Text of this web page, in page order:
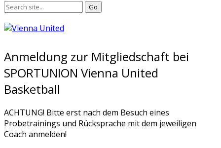
Anmeldung zur Mitgliedschaft bei
SPORTUNION Vienna United
Basketball
ACHTUNG! Bitte erst nach dem Besuch eines
Probetrainings und Rücksprache mit dem jeweiligen
Coach anmelden!